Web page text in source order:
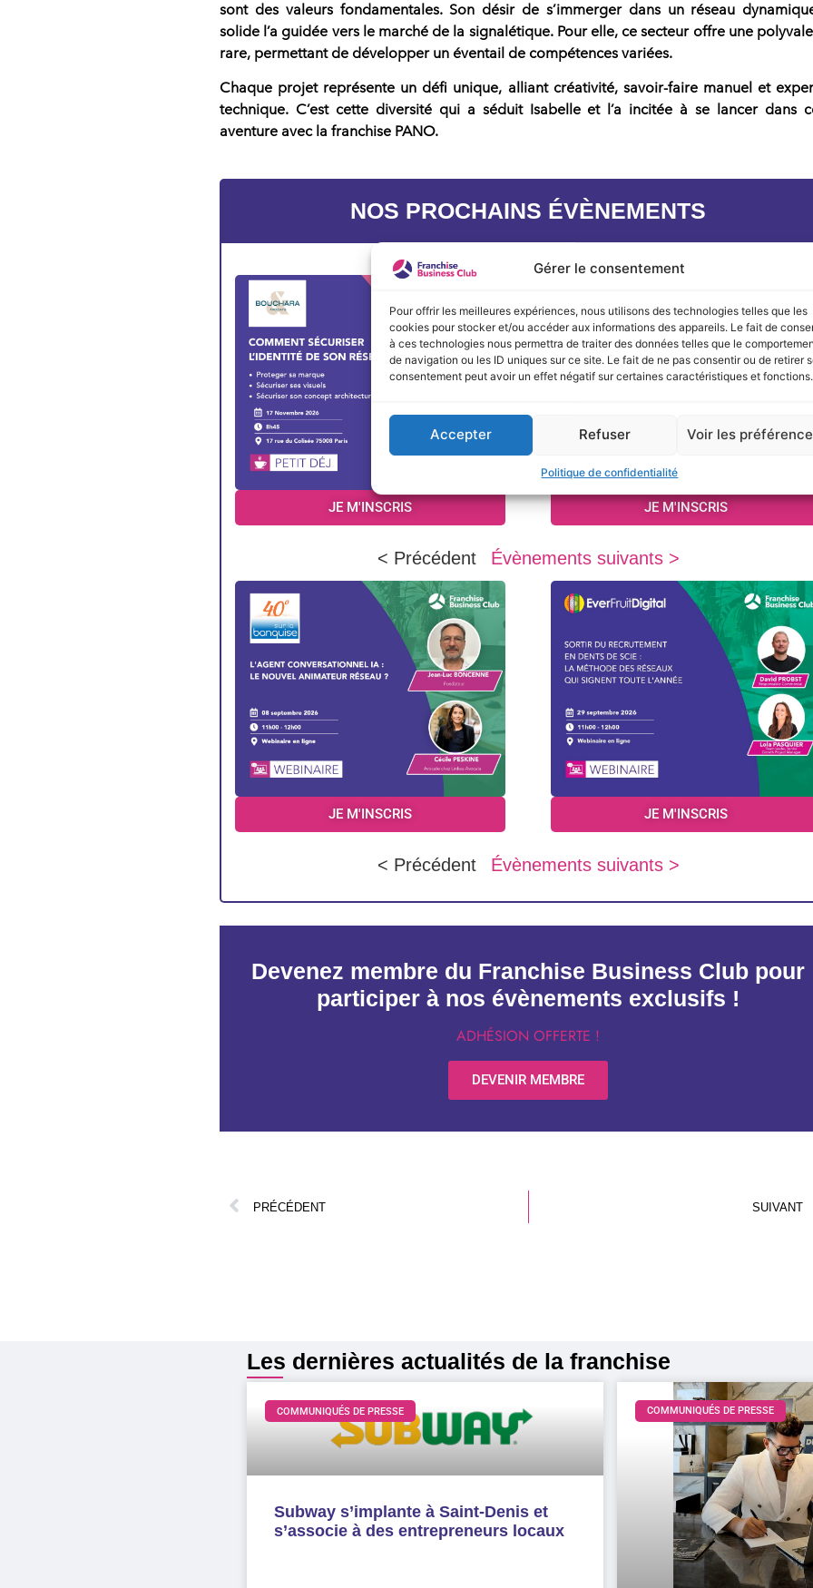
Gérer le consentement
Pour offrir les meilleures expériences, nous utilisons des technologies telles que les
cookies pour stocker et/ou accéder aux informations des appareils. Le fait de
à ces technologies nous permettra de traiter des données telles que le
de navigation ou les ID uniques sur ce site. Le fait de ne pas consentir ou de retirer
consentement peut avoir un effet négatif sur certaines caractéristiques et fonctions.
Accepter Refuser Voir les
Politique de confidentialité
sont des valeurs fondamentales. Son désir de s’immerger dans un réseau
solide l’a guidée vers le marché de la signalétique. Pour elle, ce secteur offre une
rare, permettant de développer un éventail de compétences variées.
Chaque projet représente un défi unique, alliant créativité, savoir-faire manuel et
technique. C’est cette diversité qui a séduit Isabelle et l’a incitée à se lancer dans
aventure avec la franchise PANO.
NOS PROCHAINS ÉVÈNEMENTS
JE M'INSCRIS JE M'INSCRIS
< Précédent Évènements suivants >
JE M'INSCRIS JE M'INSCRIS
< Précédent Évènements suivants >
Devenez membre du Franchise Business Club pour
participer à nos évènements exclusifs !
ADHÉSION OFFERTE !
DEVENIR MEMBRE
PRÉCÉDENT SUIVANT
Les dernières actualités de la franchise
COMMUNIQUÉS DE PRESSE
Subway s’implante à Saint-Denis et
s’associe à des entrepreneurs locaux
COMMUNIQUÉS DE PRESSE